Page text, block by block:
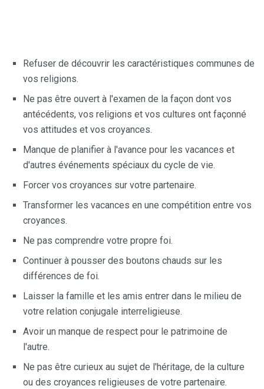
Refuser de découvrir les caractéristiques communes de
vos religions.
Ne pas être ouvert à l'examen de la façon dont vos
antécédents, vos religions et vos cultures ont façonné
vos attitudes et vos croyances.
Manque de planifier à l'avance pour les vacances et
d'autres événements spéciaux du cycle de vie.
Forcer vos croyances sur votre partenaire.
Transformer les vacances en une compétition entre vos
croyances.
Ne pas comprendre votre propre foi.
Continuer à pousser des boutons chauds sur les
différences de foi.
Laisser la famille et les amis entrer dans le milieu de
votre relation conjugale interreligieuse.
Avoir un manque de respect pour le patrimoine de
l'autre.
Ne pas être curieux au sujet de l'héritage, de la culture
ou des croyances religieuses de votre partenaire.